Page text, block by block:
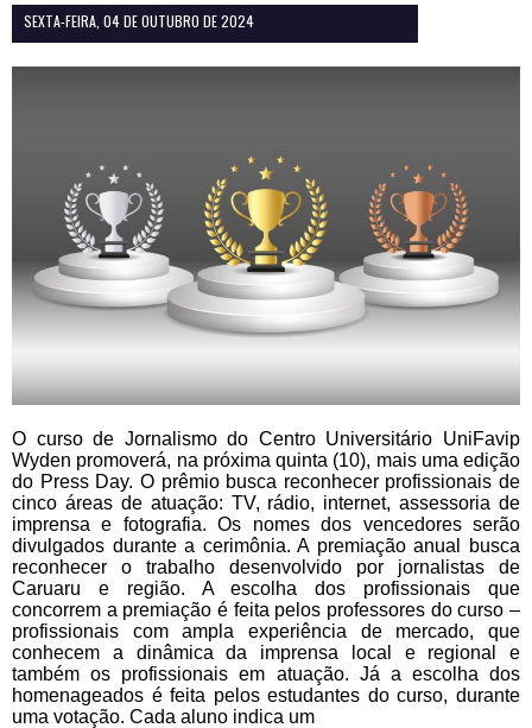
SEXTA-FEIRA, 04 DE OUTUBRO DE 2024
O curso de Jornalismo do Centro Universitário UniFavip
Wyden promoverá, na próxima quinta (10), mais uma edição
do Press Day. O prêmio busca reconhecer profissionais de
cinco áreas de atuação: TV, rádio, internet, assessoria de
imprensa e fotografia. Os nomes dos vencedores serão
divulgados durante a cerimônia. A premiação anual busca
reconhecer o trabalho desenvolvido por jornalistas de
Caruaru e região. A escolha dos profissionais que
concorrem a premiação é feita pelos professores do curso –
profissionais com ampla experiência de mercado, que
conhecem a dinâmica da imprensa local e regional e
também os profissionais em atuação. Já a escolha dos
homenageados é feita pelos estudantes do curso, durante
uma votação. Cada aluno indica um